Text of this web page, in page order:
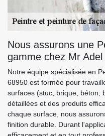
Nous assurons une
gamme chez Mr Adel
Notre équipe spécialisée en
68950 est formée pour
surfaces (stuc, brique, béton,
détaillées et des produits
chaque surface, nous
finition durable. Durant